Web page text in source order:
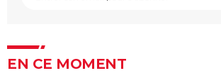
EN CE MOMENT